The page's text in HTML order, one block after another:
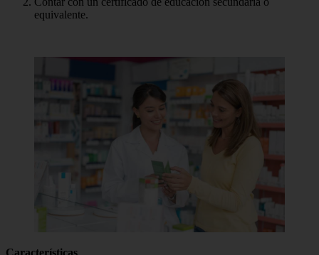
equivalente.
Características